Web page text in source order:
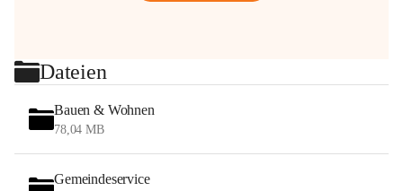
Dateien
Bauen & Wohnen
78,04 MB
Gemeindeservice